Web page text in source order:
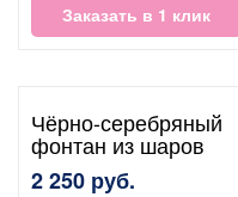
Заказать в 1 клик
Чёрно-серебряный
фонтан из шаров
2 250 руб.